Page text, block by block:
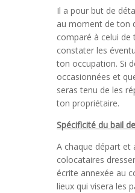
Il a pour but de
au moment de ton
comparé à celui de
constater les
ton occupation. Si
occasionnées et
seras tenu de les
ton propriétaire.
Spécificité du bail
A chaque départ et
colocataires
écrite annexée au
lieux qui visera les